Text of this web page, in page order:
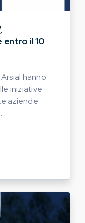
entro il 10
hanno
iniziative
aziende
HANNO